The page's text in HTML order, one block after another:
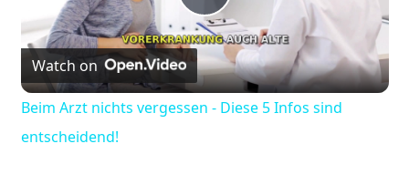
Play
Video
Watch on
Beim Arzt nichts vergessen - Diese 5 Infos sind
entscheidend!